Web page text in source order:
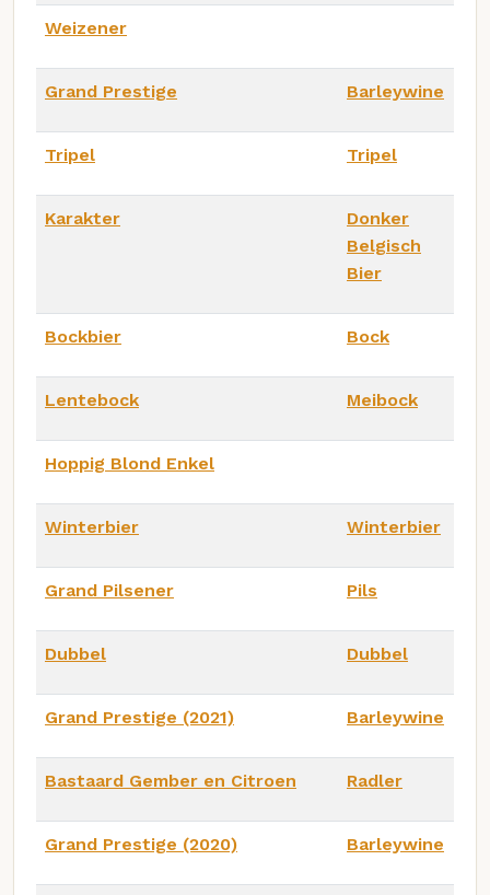
Weizener
Grand Prestige Barleywine
Tripel Tripel
Karakter
Donker
Belgisch
Bier
Bockbier Bock
Lentebock Meibock
Hoppig Blond Enkel
Winterbier Winterbier
Grand Pilsener Pils
Dubbel Dubbel
Grand Prestige (2021) Barleywine
Bastaard Gember en Citroen Radler
Grand Prestige (2020) Barleywine